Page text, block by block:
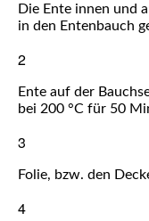
Die Ente innen und
in den Enten­bauch
2
Ente auf der
bei 200 °C für 50
3
Folie, bzw. den
4